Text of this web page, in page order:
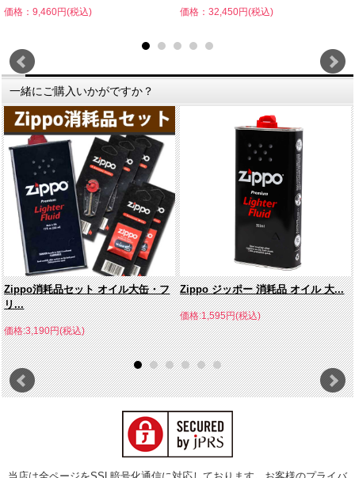
価格：9,460円(税込) 価格：32,450円(税込)
一緒にご購入いかがですか？
Zippo消耗品セット オイル大缶・フ
リ...
価格:3,190円(税込)
Zippo ジッポー 消耗品 オイル 大...
価格:1,595円(税込)